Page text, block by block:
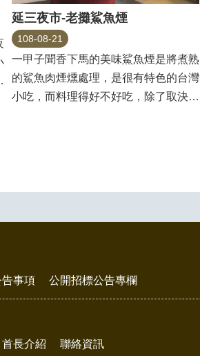
延三夜市-老攤鯊魚煙
108-08-21
一甲子聞香下馬的美味鯊魚煙是將煮熟
的鯊魚肉煙燻處理，是很有特色的台灣
小吃，而料理得好不好吃，除了取決於
告事項 公開招標公告專欄
首長介紹 聯絡資訊